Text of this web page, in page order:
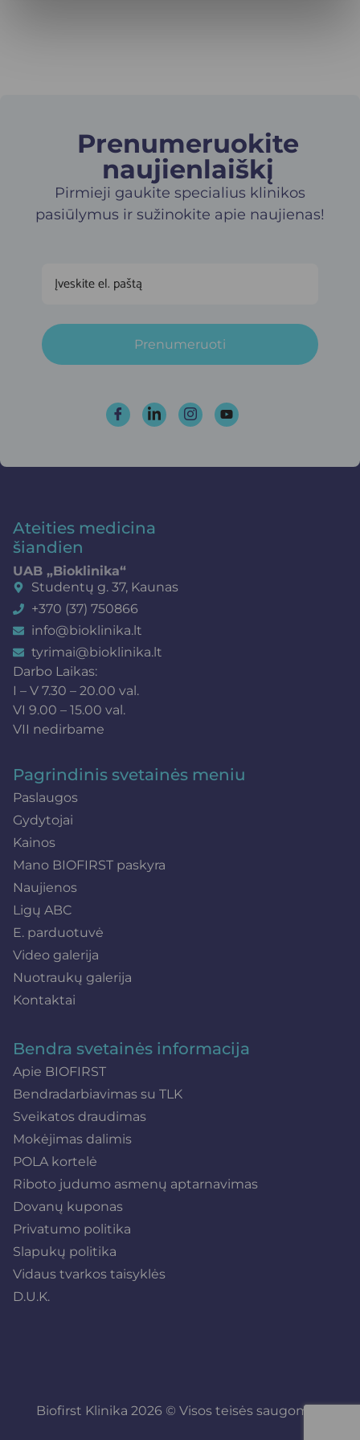
Prenumeruokite
naujienlaiškį​
Pirmieji gaukite specialius klinikos
pasiūlymus ir sužinokite apie naujienas!
Prenumeruoti
Ateities medicina
šiandien
UAB „Bioklinika“
Studentų g. 37, Kaunas
+370 (37) 750866
info@bioklinika.lt
tyrimai@bioklinika.lt
Darbo Laikas:
I – V 7.30 – 20.00 val.
VI 9.00 – 15.00 val.
VII nedirbame
Pagrindinis svetainės meniu
Paslaugos
Gydytojai
Kainos
Mano BIOFIRST paskyra
Naujienos
Ligų ABC
E. parduotuvė
Video galerija
Nuotraukų galerija
Kontaktai
Bendra svetainės informacija
Apie BIOFIRST
Bendradarbiavimas su TLK
Sveikatos draudimas
Mokėjimas dalimis
POLA kortelė
Riboto judumo asmenų aptarnavimas
Dovanų kuponas
Privatumo politika
Slapukų politika
Vidaus tvarkos taisyklės
D.U.K.
Biofirst Klinika 2026 © Visos teisės saugomos